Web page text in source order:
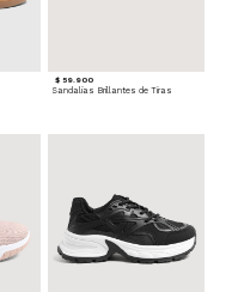
$ 59.900
Sandalias Brillantes de Tiras